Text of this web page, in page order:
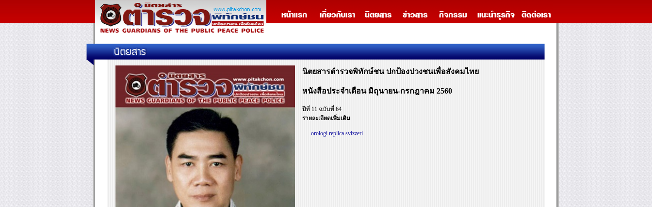
นิตยสารตำรวจพิทักษ์ชน ปกป้องปวงชนเพื่อสังคมไทย
หนังสือประจำเดือน มิถุนายน-กรกฎาคม 2560
ปีที่ 11 ฉบับที่ 64
รายละเอียดเพิ่มเติม
orologi replica svizzeri